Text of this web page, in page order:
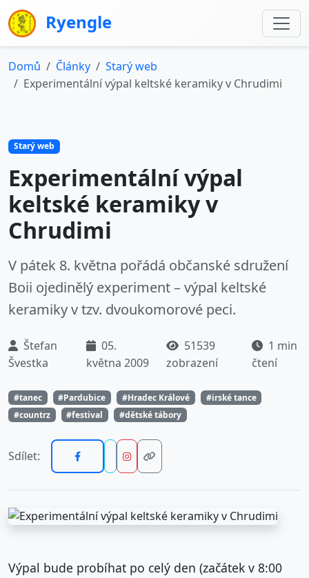
Ryengle
Domů Články
Starý web
Experimentální výpal keltské keramiky v Chrudimi
Starý web
Experimentální výpal
keltské keramiky v
Chrudimi
V pátek 8. května pořádá občanské sdružení
Boii ojedinělý experiment – výpal keltské
keramiky v tzv. dvoukomorové peci.
Štefan
Švestka
05.
května 2009
51539
zobrazení
1 min
čtení
#tanec #Pardubice #Hradec Králové
#irské tance
#countrz
#festival #dětské tábory
Sdílet:
Výpal bude probíhat po celý den (začátek v 8:00